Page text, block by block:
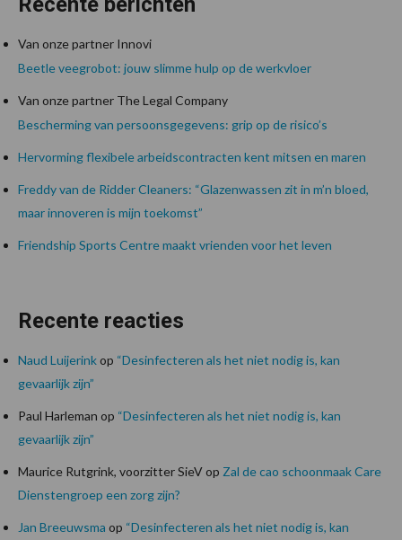
Van onze partner Innovi
Beetle veegrobot: jouw slimme hulp op de werkvloer
Van onze partner The Legal Company
Bescherming van persoonsgegevens: grip op de risico’s
Hervorming flexibele arbeidscontracten kent mitsen en maren
Freddy van de Ridder Cleaners: “Glazenwassen zit in m’n bloed,
maar innoveren is mijn toekomst”
Friendship Sports Centre maakt vrienden voor het leven
Recente reacties
Naud Luijerinkop “Desinfecteren als het niet nodig is, kan
gevaarlijk zijn”
Paul Harleman op “Desinfecteren als het niet nodig is, kan
gevaarlijk zijn”
Maurice Rutgrink, voorzitter SieVop Zal de cao schoonmaak Care
Dienstengroep een zorg zijn?
Jan Breeuwsma op “Desinfecteren als het niet nodig is, kan